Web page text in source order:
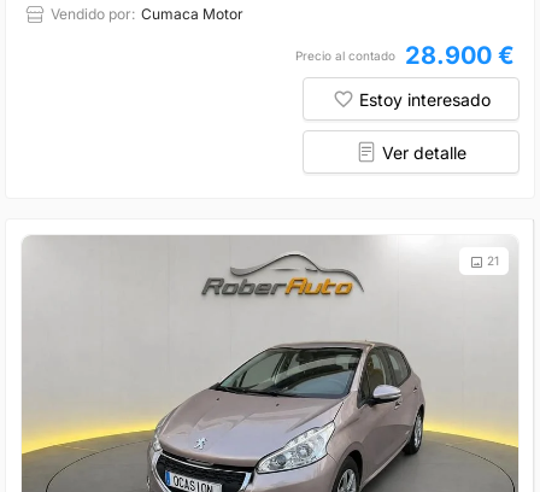
Vendido por: Cumaca Motor
Precio al contado 28.900 €
Estoy interesado
Ver detalle
21